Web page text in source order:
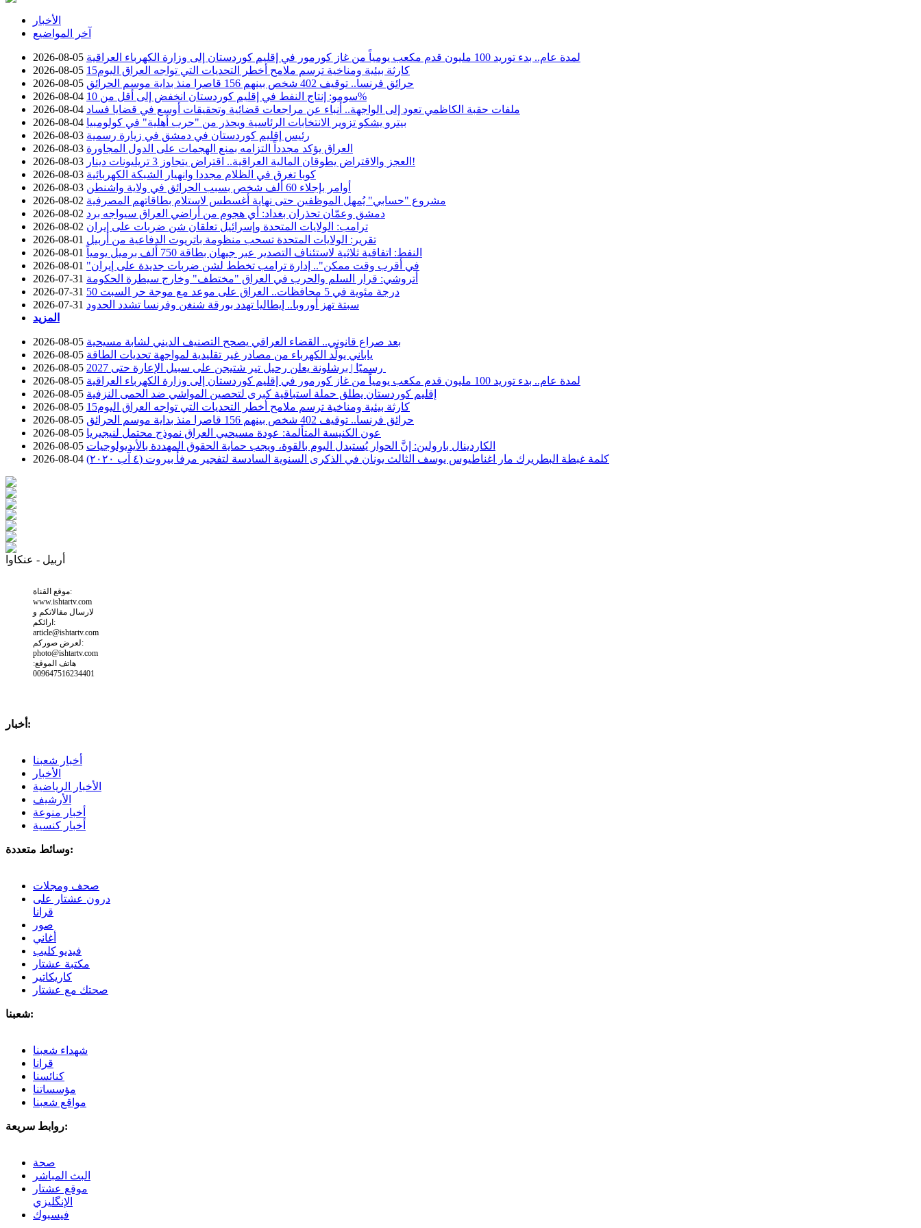
الأخبار
آخر المواضيع
2026-08-05
لمدة عام.. بدء توريد 100 مليون قدم مكعب يومياً من غاز كورمور في إقليم كوردستان إلى وزارة الكهرباء العراقية
2026-08-05
15كارثة بيئية ومناخية ترسم ملامح أخطر التحديات التي تواجه العراق اليوم
2026-08-05
حرائق فرنسا.. توقيف 402 شخص بينهم 156 قاصرا منذ بداية موسم الحرائق
2026-08-04
سومو: إنتاج النفط في إقليم كوردستان انخفض إلى أقل من 10%
2026-08-04 ملفات حقبة الكاظمي تعود إلى الواجهة.. أنباء عن مراجعات قضائية وتحقيقات أوسع في قضايا فساد
2026-08-04 بيترو يشكو تزوير الانتخابات الرئاسية ويحذر من "حرب أهلية" في كولومبيا
2026-08-03 رئيس إقليم كوردستان في دمشق في زيارة رسمية
2026-08-03 العراق يؤكد مجدداً التزامه بمنع الهجمات على الدول المجاورة
2026-08-03
العجز والاقتراض يطوقان المالية العراقية.. اقتراض يتجاوز 3 تريليونات دينار!
2026-08-03 كوبا تغرق في الظلام مجددا وانهيار الشبكة الكهربائية
2026-08-03
أوامر بإجلاء 60 ألف شخص بسبب الحرائق في ولاية واشنطن
2026-08-02 مشروع "حسابي" يُمهل الموظفين حتى نهاية أغسطس لاستلام بطاقاتهم المصرفية
2026-08-02 دمشق وعمّان تحذران بغداد: أي هجوم من أراضي العراق سيواجه برد
2026-08-02 ترامب: الولايات المتحدة وإسرائيل تعلقان شن ضربات على إيران
2026-08-01 تقرير: الولايات المتحدة تسحب منظومة باتريوت الدفاعية من أربيل
2026-08-01
النفط: اتفاقية ثلاثية لاستئناف التصدير عبر جيهان بطاقة 750 ألف برميل يومياً
2026-08-01
"في أقرب وقت ممكن".. إدارة ترامب تخطط لشن ضربات جديدة على إيران
2026-07-31 أتروشي: قرار السلم والحرب في العراق "مختطف" وخارج سيطرة الحكومة
2026-07-31
50 درجة مئوية في 5 محافظات.. العراق على موعد مع موجة حر السبت
2026-07-31 سبتة تهز أوروبا.. إيطاليا تهدد بورقة شنغن وفرنسا تشدد الحدود
المزيد
2026-08-05 بعد صراع قانوني.. القضاء العراقي يصحح التصنيف الديني لشابة مسيحية
2026-08-05 ياباني يولّد الكهرباء من مصادر غير تقليدية لمواجهة تحديات الطاقة
2026-08-05
2026-08-05
لمدة عام.. بدء توريد 100 مليون قدم مكعب يومياً من غاز كورمور في إقليم كوردستان إلى وزارة الكهرباء العراقية
2026-08-05 إقليم كوردستان يطلق حملة استباقية كبرى لتحصين المواشي ضد الحمى النزفية
2026-08-05
15كارثة بيئية ومناخية ترسم ملامح أخطر التحديات التي تواجه العراق اليوم
2026-08-05
حرائق فرنسا.. توقيف 402 شخص بينهم 156 قاصرا منذ بداية موسم الحرائق
2026-08-05 عون الكنيسة المتألمة: عودة مسيحيي العراق نموذج محتمل لنيجيريا
2026-08-05 الكاردينال بارولين: إنَّ الحوار يُستبدل اليوم بالقوة، ويجب حماية الحقوق المهددة بالأيديولوجيات
2026-08-04
كلمة غبطة البطريرك مار اغناطيوس يوسف الثالث يونان في الذكرى السنوية السادسة لتفجير مرفأ بيروت (٤ آب ٢٠٢٠)
أربيل - عنكاوا
موقع القناة:
www.ishtartv.com
لارسال مقالاتكم و
ارائكم:
article@ishtartv.com
لعرض صوركم:
photo@ishtartv.com
هاتف الموقع:
009647516234401
أخبار:
أخبار شعبنا
الأخبار
الأخبار الرياضية
الأرشيف
أخبار منوعة
أخبار كنسية
وسائط متعددة:
صحف ومجلات
درون عشتار على
قرانا
صور
أغاني
فيديو كليب
مكتبة عشتار
كاريكاتير
صحتك مع عشتار
شعبنا:
شهداء شعبنا
قرانا
كنائسنا
مؤسساتنا
مواقع شعبنا
روابط سريعة:
صحة
البث المباشر
موقع عشتار
الإنگليزي
فيسبوك